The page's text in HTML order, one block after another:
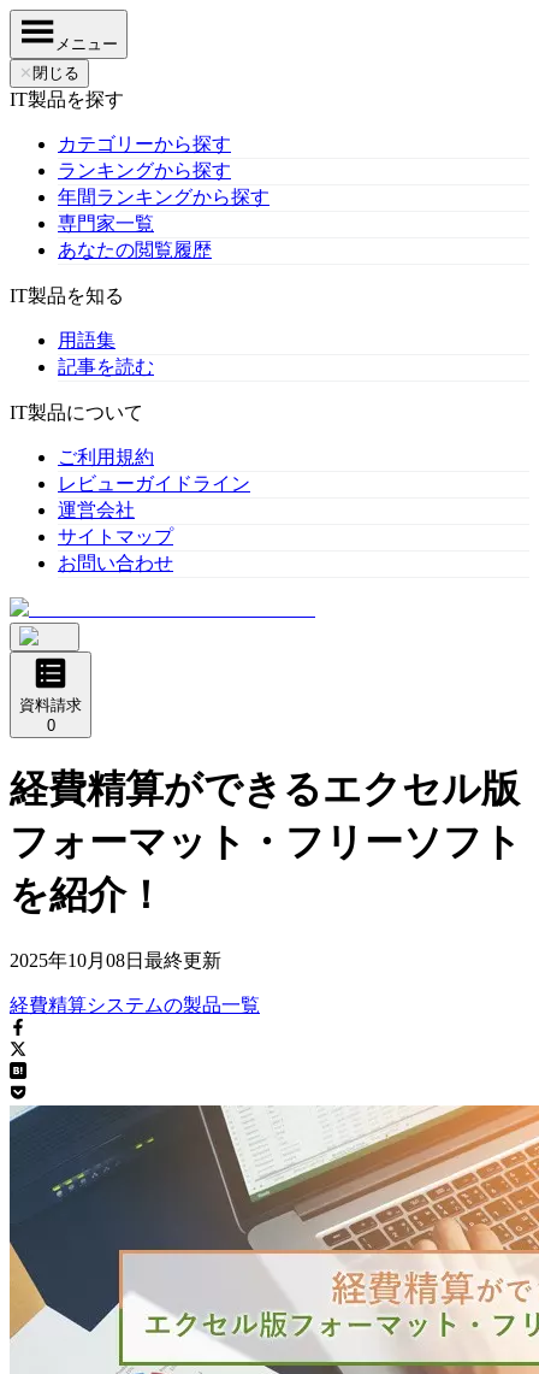
メニュー
✕ 閉じる
IT製品を探す
カテゴリーから探す
ランキングから探す
年間ランキングから探す
専門家一覧
あなたの閲覧履歴
IT製品を知る
用語集
記事を読む
IT製品について
ご利用規約
レビューガイドライン
運営会社
サイトマップ
お問い合わせ
資料請求
0
経費精算ができるエクセル版
フォーマット・フリーソフト
を紹介！
2025年10月08日 最終更新
経費精算システムの製品一覧